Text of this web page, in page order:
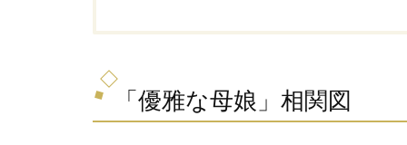
「優雅な母娘」相関図